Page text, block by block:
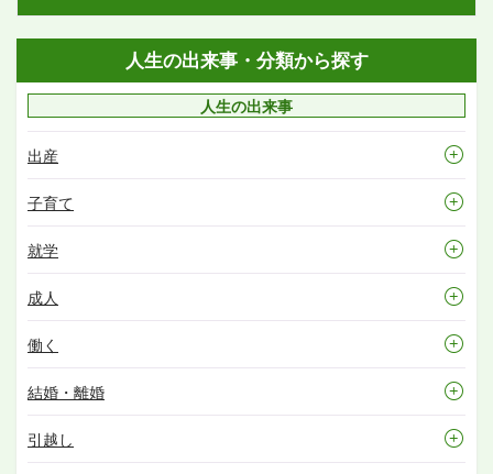
人生の出来事・分類から探す
人生の出来事
出産
子育て
就学
成人
働く
結婚・離婚
引越し